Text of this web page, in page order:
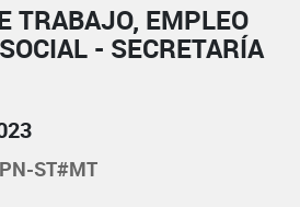
TRABAJO, EMPLEO
- SECRETARÍA
ST#MT